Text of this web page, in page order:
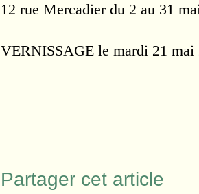
12 rue Mercadier du 2 au 31
VERNISSAGE le mardi 21 mai
Partager cet article